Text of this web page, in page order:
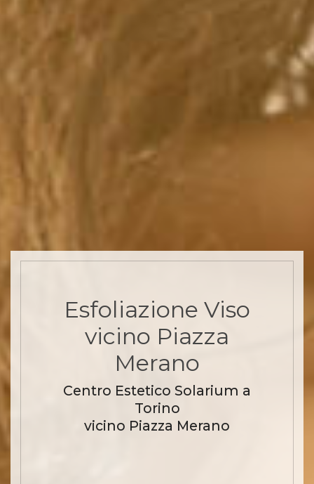
Esfoliazione Viso
vicino Piazza
Merano
Centro Estetico Solarium a
Torino
vicino Piazza Merano